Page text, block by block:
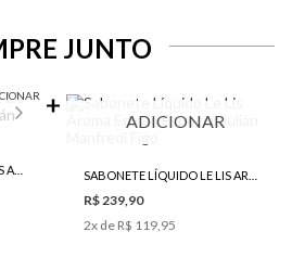
JUNTO
ADICIONAR
R$ 239,90
2x de R$ 119,95